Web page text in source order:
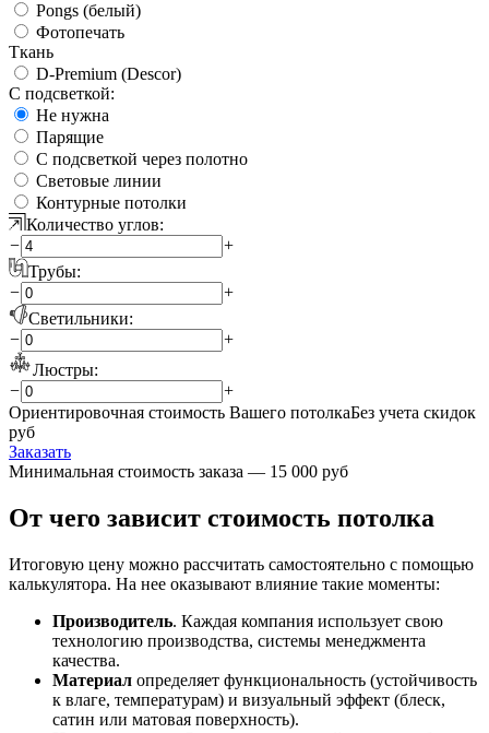
Pongs (белый)
Фотопечать
Ткань
D-Premium (Descor)
С подсветкой:
Не нужна
Парящие
С подсветкой через полотно
Световые линии
Контурные потолки
Количество углов:
−
+
Трубы:
−
+
Светильники:
−
+
Люстры:
−
+
Ориентировочная стоимость Вашего потолкаБез учета скидок
руб
Заказать
Минимальная стоимость заказа — 15 000 руб
От чего зависит стоимость потолка
Итоговую цену можно рассчитать самостоятельно с помощью
калькулятора. На нее оказывают влияние такие моменты:
Производитель. Каждая компания использует свою
технологию производства, системы менеджмента
качества.
Материал определяет функциональность (устойчивость
к влаге, температурам) и визуальный эффект (блеск,
сатин или матовая поверхность).